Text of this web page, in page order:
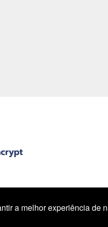
Endereço: R.
a melhor experiência de